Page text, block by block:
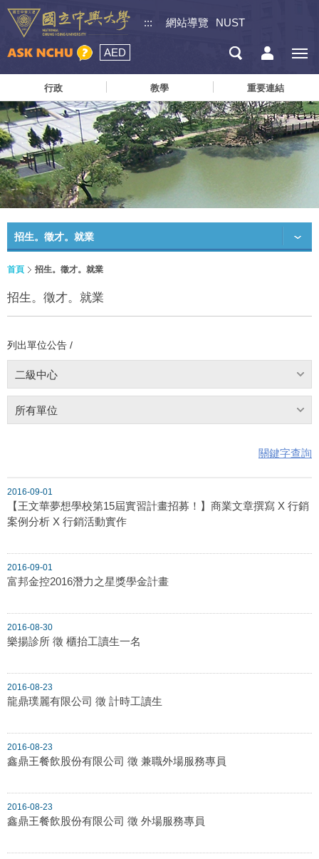
::: 網站導覽 NUST
AED
行政 教學 重要連結
招生。徵才。就業
首頁 招生。徵才。就業
招生。徵才。就業
列出單位公告 /
二級中心
所有單位
關鍵字查詢
2016-09-01
【王文華夢想學校第15屆實習計畫招募！】商業文章撰寫 X 行銷
案例分析 X 行銷活動實作
2016-09-01
富邦金控2016潛力之星獎學金計畫
2016-08-30
樂揚診所 徵 櫃抬工讀生一名
2016-08-23
龍鼎璞麗有限公司 徵 計時工讀生
2016-08-23
鑫鼎王餐飲股份有限公司 徵 兼職外場服務專員
2016-08-23
鑫鼎王餐飲股份有限公司 徵 外場服務專員